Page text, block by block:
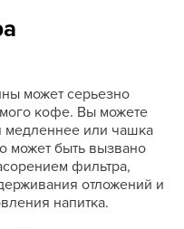
может серьезно
кофе. Вы можете
медленнее или чашка
может быть вызвано
фильтра,
отложений и
напитка.